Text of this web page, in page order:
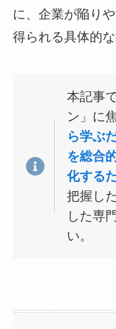
に、企業が陥り
得られる具体的
本記事
ン」に
ら学ぶ
を総合
化する
把握し
した専
い。